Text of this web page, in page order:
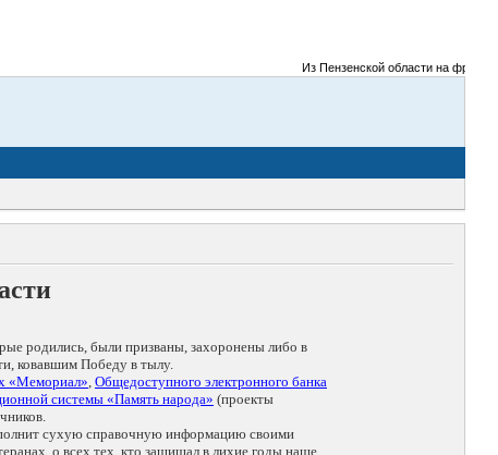
Из Пензенской области на фронты
родились, были призваны, захоронены либо в
ковавшим Победу в тылу.
«Мемориал», Общедоступного электронного банка
системы «Память народа» (проекты
сухую справочную информацию своими
о всех тех, кто защищал в лихие годы наше